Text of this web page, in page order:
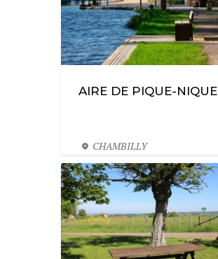
AIRE DE PIQUE-NIQUE
CHAMBILLY